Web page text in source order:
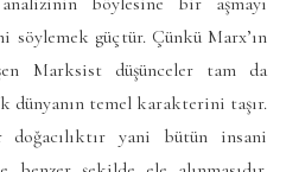
söylemek güçtür. Çünkü Marx’ın
Marksist düşünceler tam da
dünyanın temel karakterini taşır.
yani bütün insani